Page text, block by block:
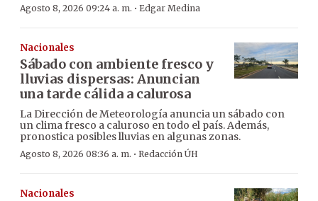
Agosto 8, 2026 09:24 a. m. · Edgar Medina
Nacionales
Sábado con ambiente fresco y
lluvias dispersas: Anuncian
una tarde cálida a calurosa
La Dirección de Meteorología anuncia un sábado con
un clima fresco a caluroso en todo el país. Además,
pronostica posibles lluvias en algunas zonas.
Agosto 8, 2026 08:36 a. m. · Redacción ÚH
Nacionales